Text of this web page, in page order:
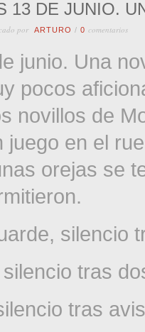
13 DE JUNIO.
por ARTURO / 0 comentarios
junio. Una
pocos
novillos de
juego en el
orejas se
silencio
tras
tras